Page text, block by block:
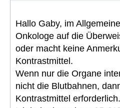
Hallo Gaby, im
Onkologe auf die
oder macht keine
Kontrastmittel.
Wenn nur die Organe
nicht die Blutbahnen,
Kontrastmittel erforderlich.